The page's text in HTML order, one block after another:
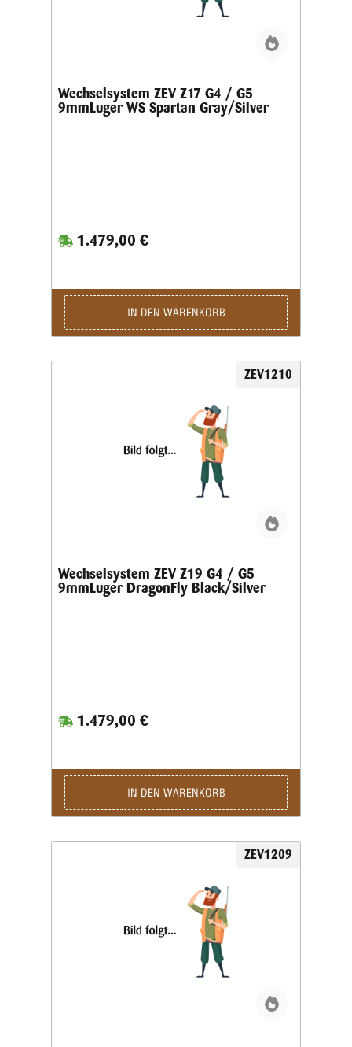
Wechselsystem ZEV Z17 G4 / G5
9mmLuger WS Spartan Gray/Silver
1.479,00 €
IN DEN WARENKORB
ZEV1210
Wechselsystem ZEV Z19 G4 / G5
9mmLuger DragonFly Black/Silver
1.479,00 €
IN DEN WARENKORB
ZEV1209